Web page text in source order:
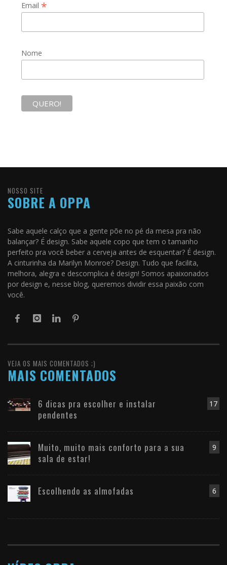
Email *
Nome
NOSSO SITE
SOBRE A OPPA
Sabe aquele calço que a gente põe no pé da mesa pra não
balançar? É design. Sabe aquele copo que tem o tamanho
perfeito pra você beber a cerveja antes de esquentar? É design.
A cinturinha da Marilyn Monroe? Design. Tudo que facilita,
melhora, alegra e descomplica é design! Somos apaixonados
por design e, nesse blog, queremos dividir essa paixão com
você.
VEJA OS MAIS COMENTADOS ;)
MAIS COMENTADOS
17
6 dicas pra escolher e instalar
pendentes
9
Muito, muito mais conforto para a sua
sala de estar!
6
Escolhendo as almofadas